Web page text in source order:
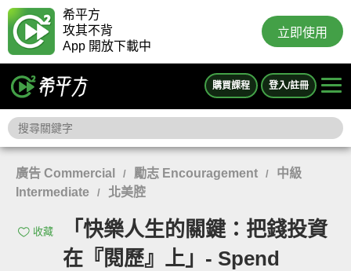
希平方
攻其不背
App 開放下載中
立即使用
購買課程 登入/註冊
廣告 Commercial / 勵志 Encouragement /
中級
Intermediate
/ 北美腔
收藏
「快樂人生的關鍵：把錢投資
在『閱歷』上」- Spend